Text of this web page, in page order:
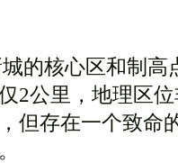
的核心区和制高
2公里，地理区
但存在一个致命